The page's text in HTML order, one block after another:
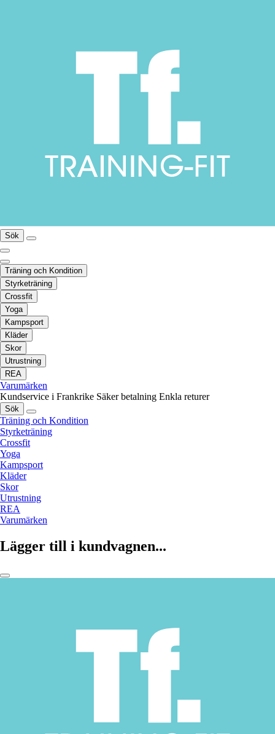
Sök
Träning och Kondition
Styrketräning
Crossfit
Yoga
Kampsport
Kläder
Skor
Utrustning
REA
Varumärken
Kundservice i Frankrike Säker betalning Enkla returer
Sök
Träning och Kondition
Styrketräning
Crossfit
Yoga
Kampsport
Kläder
Skor
Utrustning
REA
Varumärken
Lägger till i kundvagnen...